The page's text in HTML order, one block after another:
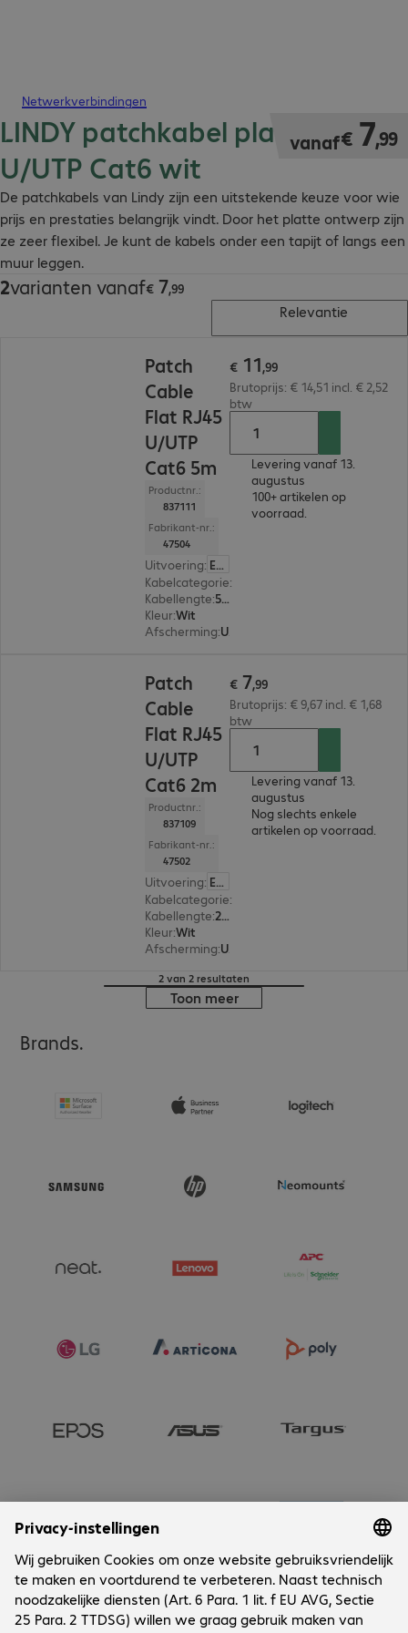
Netwerkverbindingen
LINDY patchkabel plat RJ45
U/UTP Cat6 wit
De patchkabels van Lindy zijn een uitstekende keuze voor wie
prijs en prestaties belangrijk vindt. Door het platte ontwerp zijn
ze zeer flexibel. Je kunt de kabels onder een tapijt of langs een
muur leggen.
vanaf€ 7,99
€ 7,99
2varianten vanaf€ 7,99
€ 7,99
Relevantie
Patch
Cable
Flat RJ45
U/UTP
Cat6 5m
Productnr.:
837111
Fabrikant-nr.:
47504
Uitvoering: Europa
Kabelcategorie:
Kabellengte: 5 m
Kleur:Wit
Afscherming: U/UTP
€ 11,99
Brutoprijs: € 14,51 incl. € 2,52
btw
Levering vanaf 13.
augustus
100+ artikelen op
voorraad.
Patch
Cable
Flat RJ45
U/UTP
Cat6 2m
Productnr.:
837109
Fabrikant-nr.:
47502
Uitvoering: Europa
Kabelcategorie:
Kabellengte: 2 m
Kleur:Wit
Afscherming: U/UTP
€ 7,99
Brutoprijs: € 9,67 incl. € 1,68
btw
Levering vanaf 13.
augustus
Nog slechts enkele
artikelen op voorraad.
2 van 2 resultaten
Toon meer
Brands.